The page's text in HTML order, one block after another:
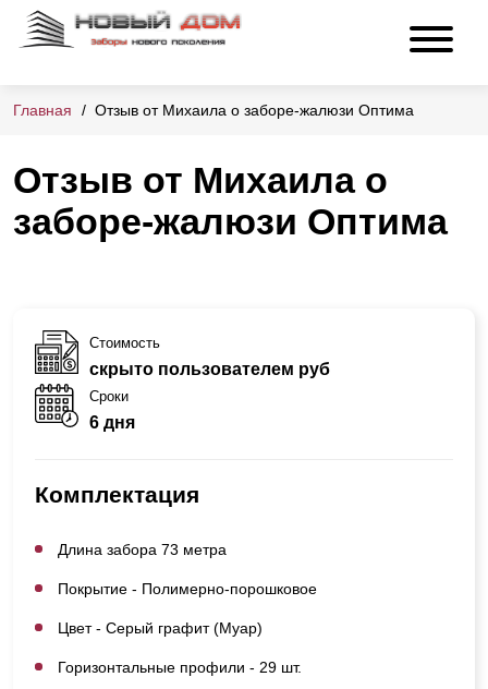
Главная Отзыв от Михаила о заборе-жалюзи Оптима
Отзыв от Михаила о
заборе-жалюзи Оптима
Стоимость
скрыто пользователем руб
Сроки
6 дня
Комплектация
Длина забора 73 метра
Покрытие - Полимерно-порошковое
Цвет - Серый графит (Муар)
Горизонтальные профили - 29 шт.